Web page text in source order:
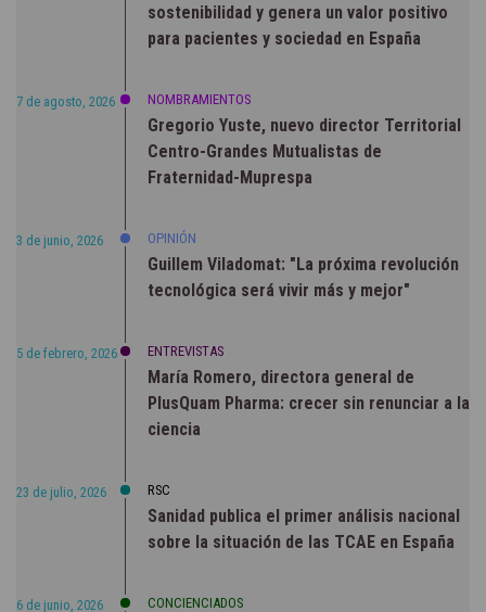
sostenibilidad y genera un valor positivo
para pacientes y sociedad en España
7 de agosto, 2026 NOMBRAMIENTOS
Gregorio Yuste, nuevo director Territorial
Centro-Grandes Mutualistas de
Fraternidad-Muprespa
3 de junio, 2026 OPINIÓN
Guillem Viladomat: "La próxima revolución
tecnológica será vivir más y mejor"
5 de febrero, 2026 ENTREVISTAS
María Romero, directora general de
PlusQuam Pharma: crecer sin renunciar a la
ciencia
23 de julio, 2026 RSC
Sanidad publica el primer análisis nacional
sobre la situación de las TCAE en España
6 de junio, 2026 CONCIENCIADOS